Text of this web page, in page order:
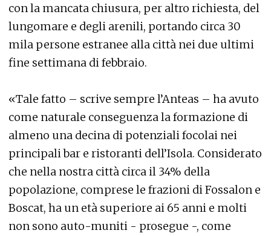
con la mancata chiusura, per altro richiesta, del
lungomare e degli arenili, portando circa 30
mila persone estranee alla città nei due ultimi
fine settimana di febbraio.
«Tale fatto – scrive sempre l’Anteas – ha avuto
come naturale conseguenza la formazione di
almeno una decina di potenziali focolai nei
principali bar e ristoranti dell’Isola. Considerato
che nella nostra città circa il 34% della
popolazione, comprese le frazioni di Fossalon e
Boscat, ha un età superiore ai 65 anni e molti
non sono auto-muniti - prosegue -, come